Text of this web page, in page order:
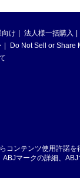
向け 法人様一括購入
Do Not Sell or Share
コンテンツ使用許諾を
マークの詳細、ABJ